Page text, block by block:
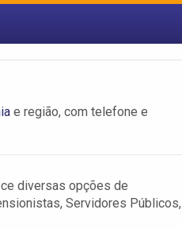
e região, com telefone e
diversas opções de
Servidores Públicos,